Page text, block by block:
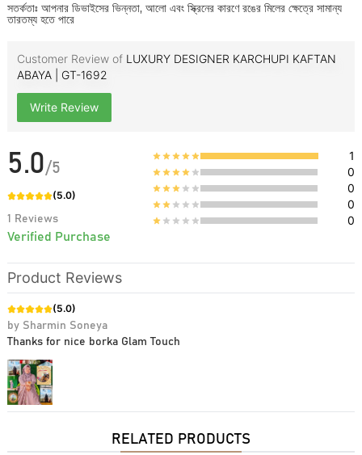
সতর্কতাঃ আপনার ডিভাইসের ভিন্নতা, আলো এবং স্ক্রিনের কারণে রঙের মিলের ক্ষেত্রে সামান্য
তারতম্য হতে পারে
Customer Review of LUXURY DESIGNER KARCHUPI KAFTAN
ABAYA | GT-1692
Write Review
5.0/5
(5.0)
1 Reviews
Verified Purchase
1
0
0
0
0
Product Reviews
(5.0)
by Sharmin Soneya
Thanks for nice borka Glam Touch
RELATED PRODUCTS